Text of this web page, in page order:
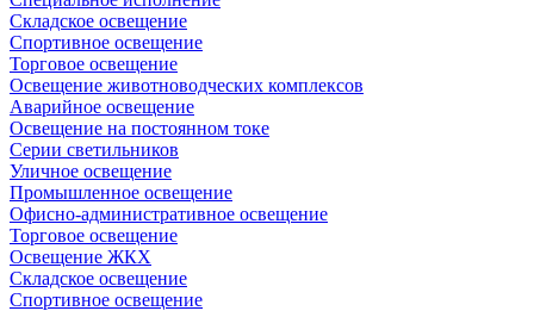
Складское освещение
Спортивное освещение
Торговое освещение
Освещение животноводческих комплексов
Аварийное освещение
Освещение на постоянном токе
Серии светильников
Уличное освещение
Промышленное освещение
Офисно-административное освещение
Торговое освещение
Освещение ЖКХ
Складское освещение
Спортивное освещение